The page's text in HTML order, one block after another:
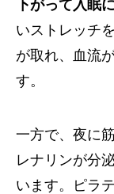
下がって入眠
いストレッチ
が取れ、血流
す。
一方で、夜に
レナリンが分
います。ピラ